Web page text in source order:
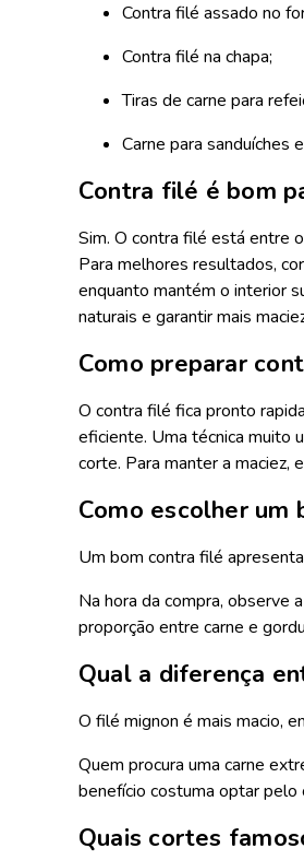
Contra filé assado no
Contra filé na chapa;
Tiras de carne para
Carne para sanduíches
Contra filé é bom
Sim. O contra filé está entre
Para melhores resultados,
enquanto mantém o interior
naturais e garantir mais
Como preparar
O contra filé fica pronto
eficiente. Uma técnica muito
corte. Para manter a maciez,
Como escolher um
Um bom contra filé
Na hora da compra, observe
proporção entre carne e
Qual a diferença
O filé mignon é mais macio,
Quem procura uma carne
benefício costuma optar
Quais cortes